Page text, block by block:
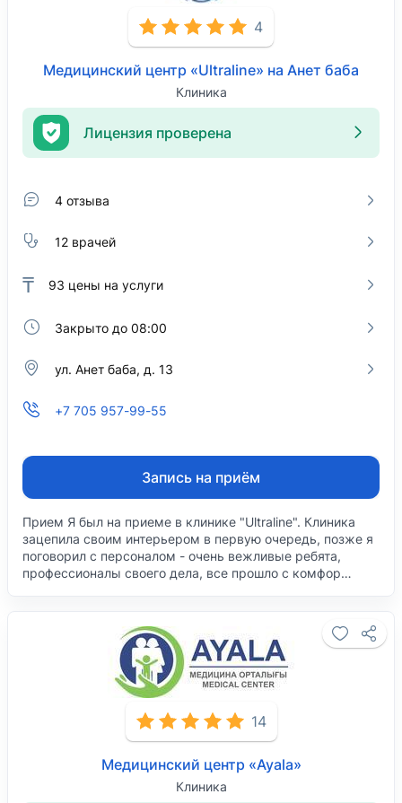
4
Медицинский центр «Ultraline» на Анет баба
Клиника
Лицензия проверена
4 отзыва
12 врачей
₸ 93 цены на услуги
Закрыто до 08:00
ул. Анет баба, д. 13
+7 705 957-99-55
Запись на приём
Прием Я был на приеме в клинике "Ultraline". Клиника
зацепила своим интерьером в первую очередь, позже я
поговорил с персоналом - очень вежливые ребята,
профессионалы своего дела, все прошло с комфор…
14
Медицинский центр «Ayala»
Клиника